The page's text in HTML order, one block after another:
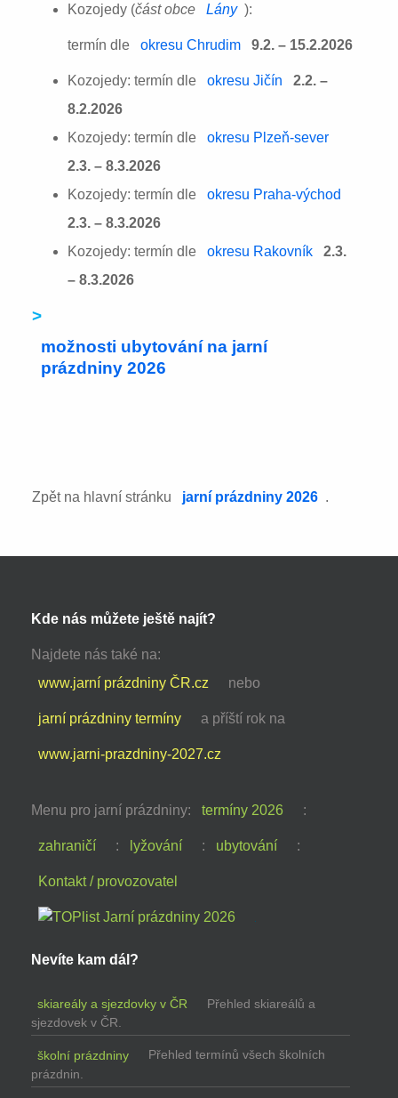
Kozojedy (část obce Lány ):
termín dle okresu Chrudim 9.2. – 15.2.2026
Kozojedy: termín dle okresu Jičín
2.2. –
8.2.2026
Kozojedy: termín dle
okresu Plzeň-sever
2.3. – 8.3.2026
Kozojedy: termín dle
okresu Praha-východ
2.3. – 8.3.2026
Kozojedy: termín dle
okresu Rakovník
2.3.
– 8.3.2026
>
možnosti ubytování na jarní
prázdniny 2026
Zpět na hlavní stránku jarní prázdniny 2026 .
Kde nás můžete ještě najít?
Najdete nás také na:
www.jarní prázdniny ČR.cz
nebo
jarní prázdniny termíny a příští rok na
www.jarni-prazdniny-2027.cz
Menu pro jarní prázdniny: termíny 2026 :
zahraničí : lyžování : ubytování :
Kontakt / provozovatel
Nevíte kam dál?
skiareály a sjezdovky v ČR
Přehled skiareálů a
sjezdovek v ČR.
školní prázdniny
Přehled termínů všech školních
prázdnin.